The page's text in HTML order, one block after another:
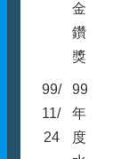
金
鑽
獎
99/
11/
24
99
年
度